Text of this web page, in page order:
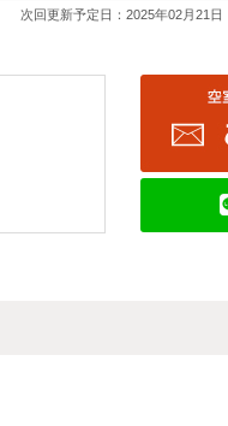
次回更新予定日：2025年02月21日